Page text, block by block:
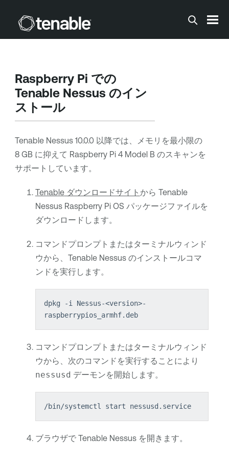
メインコンテンツに移動する
Raspberry Pi での
Tenable Nessus のイン
ストール
Tenable Nessus10.0.0 以降では、メモリを最小限の
8 GB に抑えて Raspberry Pi 4 Model B のスキャンを
サポートしています。
Tenableダウンロードサイト から Tenable
NessusRaspberry Pi OS パッケージファイルを
ダウンロードします。
コマンドプロンプトまたはターミナルウィンド
ウから、 Tenable Nessusのインストールコマ
ンドを実行します。
dpkg -i Nessus-<version>-
raspberrypios_armhf.deb
コマンドプロンプトまたはターミナルウィンド
ウから、次のコマンドを実行することにより
nessusd デーモンを開始します。
/bin/systemctl start nessusd.service
ブラウザで Tenable Nessusを開きます。